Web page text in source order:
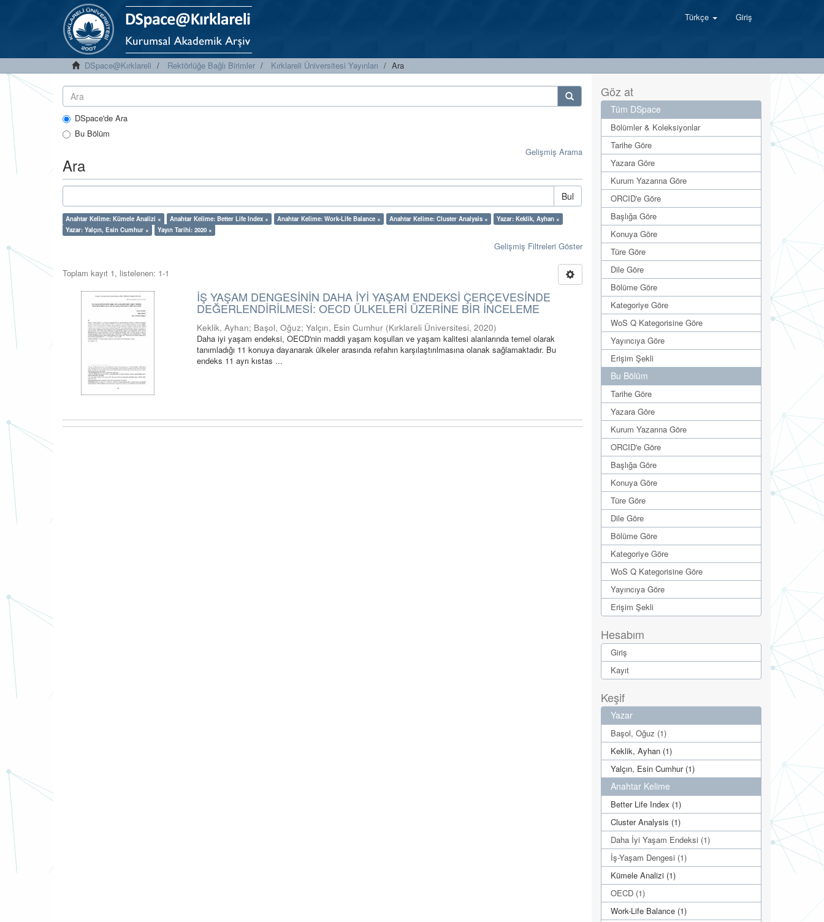
Türkçe Giriş
DSpace@Kırklareli Rektörlüğe Bağlı Birimler Kırklareli Üniversitesi Yayınları Ara
DSpace'de Ara
Bu Bölüm
Gelişmiş Arama
Ara
Bul
Anahtar Kelime: Kümele Analizi × Anahtar Kelime: Better Life Index × Anahtar Kelime: Work-Life Balance × Anahtar Kelime: Cluster Analysis ×
Yazar: Keklik, Ayhan ×
Yazar: Yalçın, Esin Cumhur ×
Yayın Tarihi: 2020 ×
Gelişmiş Filtreleri Göster
Toplam kayıt 1, listelenen: 1-1
İŞ YAŞAM DENGESİNİN DAHA İYİ YAŞAM ENDEKSİ ÇERÇEVESİNDE
DEĞERLENDİRİLMESİ: OECD ÜLKELERİ ÜZERİNE BİR İNCELEME
Keklik, Ayhan; Başol, Oğuz;Yalçın, Esin Cumhur (Kırklareli Üniversitesi,2020)
Daha iyi yaşam endeksi, OECD'nin maddi yaşam koşulları ve yaşam kalitesi alanlarında temel olarak
tanımladığı 11 konuya dayanarak ülkeler arasında refahın karşılaştırılmasına olanak sağlamaktadır. Bu
endeks 11 ayrı kıstas ...
Göz at
Tüm DSpace
Bölümler & Koleksiyonlar
Tarihe Göre
Yazara Göre
Kurum Yazarına Göre
ORCID'e Göre
Başlığa Göre
Konuya Göre
Türe Göre
Dile Göre
Bölüme Göre
Kategoriye Göre
WoS Q Kategorisine Göre
Yayıncıya Göre
Erişim Şekli
Bu Bölüm
Tarihe Göre
Yazara Göre
Kurum Yazarına Göre
ORCID'e Göre
Başlığa Göre
Konuya Göre
Türe Göre
Dile Göre
Bölüme Göre
Kategoriye Göre
WoS Q Kategorisine Göre
Yayıncıya Göre
Erişim Şekli
Hesabım
Giriş
Kayıt
Keşif
Yazar
Başol, Oğuz (1)
Keklik, Ayhan (1)
Yalçın, Esin Cumhur (1)
Anahtar Kelime
Better Life Index (1)
Cluster Analysis (1)
Daha İyi Yaşam Endeksi (1)
İş-Yaşam Dengesi (1)
Kümele Analizi (1)
OECD (1)
Work-Life Balance (1)